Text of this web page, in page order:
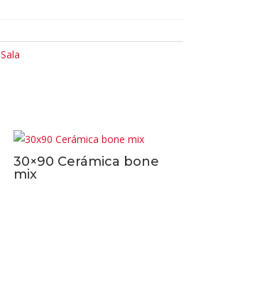
Sala
30×90 Cerámica bone
mix